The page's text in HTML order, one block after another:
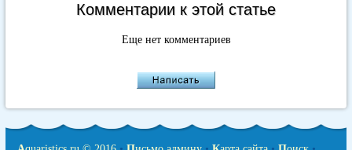
Комментарии к этой статье
Еще нет комментариев